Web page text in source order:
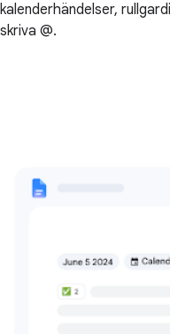
kalenderhändelser,
skriva @.